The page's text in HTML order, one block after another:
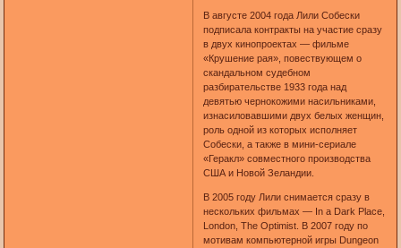
В августе 2004 года Лили Собески
подписала контракты на участие сразу
в двух кинопроектах — фильме
«Крушение рая», повествующем о
скандальном судебном
разбирательстве 1933 года над
девятью чернокожими насильниками,
изнасиловавшими двух белых женщин,
роль одной из которых исполняет
Собески, а также в мини-сериале
«Геракл» совместного производства
США и Новой Зеландии.
В 2005 году Лили снимается сразу в
нескольких фильмах — In a Dark Place,
London, The Optimist. В 2007 году по
мотивам компьютерной игры Dungeon